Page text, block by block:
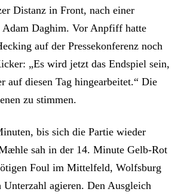
Distanz in Front, nach einer
Adam Daghim. Vor Anpfiff hatte
auf der Pressekonferenz noch
„Es wird jetzt das Endspiel sein,
auf diesen Tag hingearbeitet.“ Die
zu stimmen.
bis sich die Partie wieder
sah in der 14. Minute Gelb-Rot
Foul im Mittelfeld, Wolfsburg
Unterzahl agieren. Den Ausgleich